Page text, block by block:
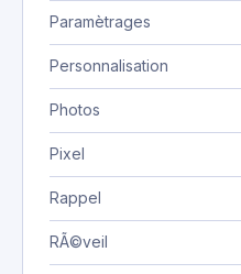
Paramètrages
Personnalisation
Photos
Pixel
Rappel
RÃ©veil